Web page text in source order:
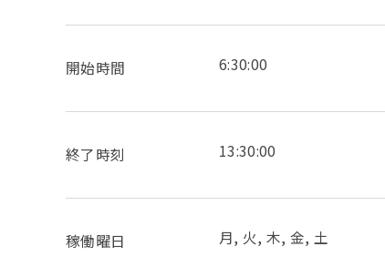
開始時間 6:30:00
終了時刻 13:30:00
稼働曜日 月, 火, 木, 金, 土